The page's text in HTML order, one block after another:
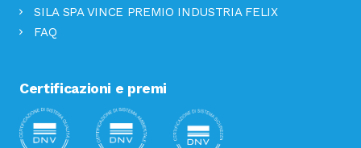
SILA SPA VINCE PREMIO INDUSTRIA FELIX
FAQ
Certificazioni e premi